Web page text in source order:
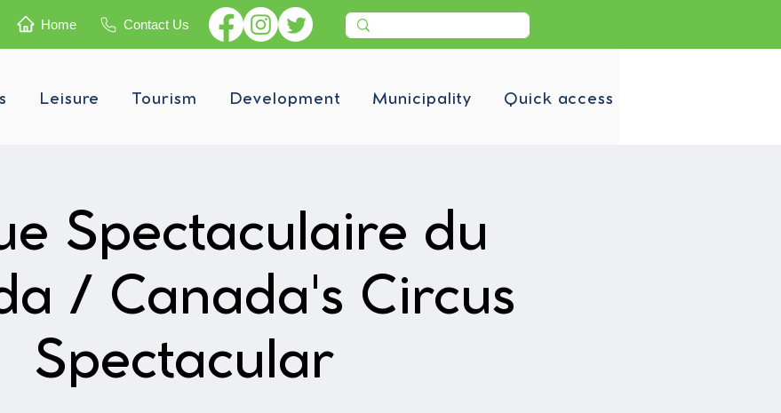
Home Contact Us
Leisure Tourism Development Municipality Quick access
Spectaculaire du
/ Canada's Circus
Spectacular